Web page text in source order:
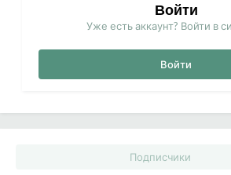
Войти
Уже есть аккаунт? Войти в
Войти
Подписчики